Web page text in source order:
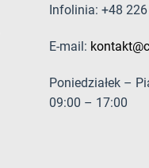
Infolinia: +48
E-mail:
Poniedziałek –
09:00 – 17:00